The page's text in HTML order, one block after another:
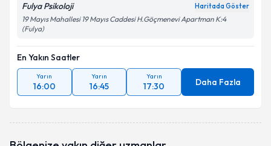
Fulya Psikoloji Haritada Göster
19 Mayıs Mahallesi 19 Mayıs Caddesi H.Göçmenevi Apartman K:4
(Fulya)
En Yakın Saatler
Yarın
16:00
Yarın
16:45
Yarın
17:30 Daha Fazla